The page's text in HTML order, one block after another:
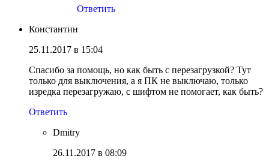
Ответить
Константин
25.11.2017 в 15:04
Спасибо за помощь, но как быть с перезагрузкой? Тут
только для выключения, а я ПК не выключаю, только
изредка перезагружаю, с шифтом не помогает, как быть?
Ответить
Dmitry
26.11.2017 в 08:09